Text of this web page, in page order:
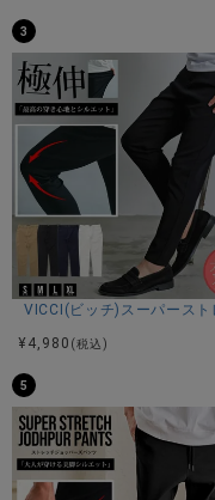
■ダウン封入で冬を制
ダウン80%・フェザー
ツ。
軽やかな穿き心地なが
快適に過ごせる一本に
■縫い目のない“シーム
表面にはシームレス加
気の侵入を防止。
縫い目がないことでス
ルックスと実用性を両
内側はふわっと暖かい
さらに後ろ身頃には伸
きやすさも抜群。
暖かさと着心地、どち
アイテムです。
3
VICCI(ビッチ)スーパース
¥ 4,980 (税込)
5